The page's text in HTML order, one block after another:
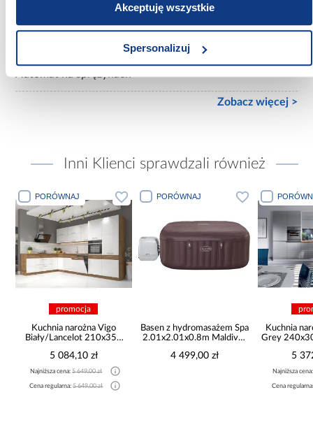
Akceptuję wszystkie
Spersonalizuj
Rozmiar materaca [cm]:
200x200
Zobacz więcej >
Inni Klienci sprawdzali również
PORÓWNAJ
promocja
Kuchnia narożna Vigo
Biały/Lancelot 210x350
5 084,10 zł
Najniższa cena:5 649,00 zł
Cena regularna:5 649,00 zł
PORÓWNAJ
Basen z hydromasażem Spa
2.01x2.01x0.8m Maldives
4 499,00 zł
Kuchnia
Grey
5
Najniższa
Cena